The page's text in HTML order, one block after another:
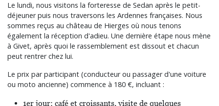
Le lundi, nous visitons la forteresse de Sedan après le petit-
déjeuner puis nous traversons les Ardennes françaises. Nous
sommes reçus au château de Hierges où nous tenons
également la réception d'adieu. Une dernière étape nous mène
à Givet, après quoi le rassemblement est dissout et chacun
peut rentrer chez lui.
Le prix par participant (conducteur ou passager d'une voiture
ou moto ancienne) commence à 180 €, incluant :
1er jour: café et croissants, visite de quelques